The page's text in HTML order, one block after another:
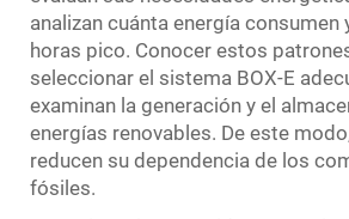
analizan cuánta energía consumen
horas pico. Conocer estos
seleccionar el sistema BOX-E
examinan la generación y el
energías renovables. De este
reducen su dependencia de los
fósiles.